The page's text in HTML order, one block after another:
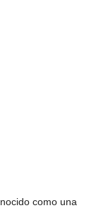
como una